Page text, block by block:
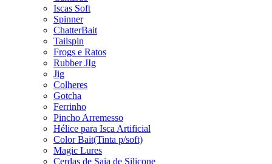
Iscas Soft
Spinner
ChatterBait
Tailspin
Frogs e Ratos
Rubber JIg
Jig
Colheres
Gotcha
Ferrinho
Pincho Arremesso
Hélice para Isca Artificial
Color Bait(Tinta p/soft)
Magic Lures
Cerdas de Saia de Silicone